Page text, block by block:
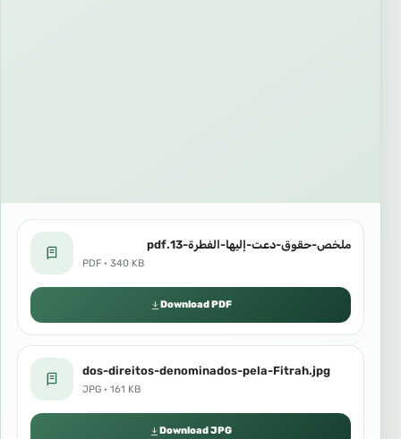
ملخص-حقوق-دعت-إليها-الفطرة-13.pdf
PDF · 340 KB
Download PDF
dos-direitos-denominados-pela-Fitrah.jpg
JPG · 161 KB
Download JPG